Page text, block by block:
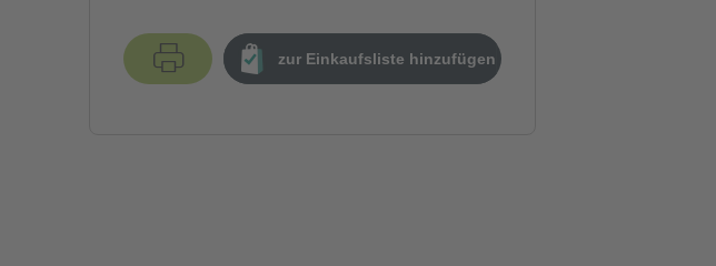
zur Einkaufsliste hinzufügen